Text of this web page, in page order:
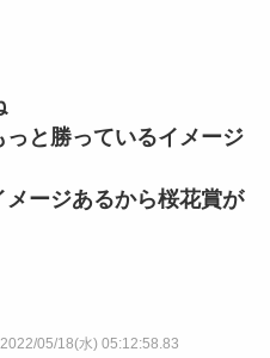
と勝っているイメージ
ージあるから桜花賞が
2022/05/18(水) 05:12:58.83